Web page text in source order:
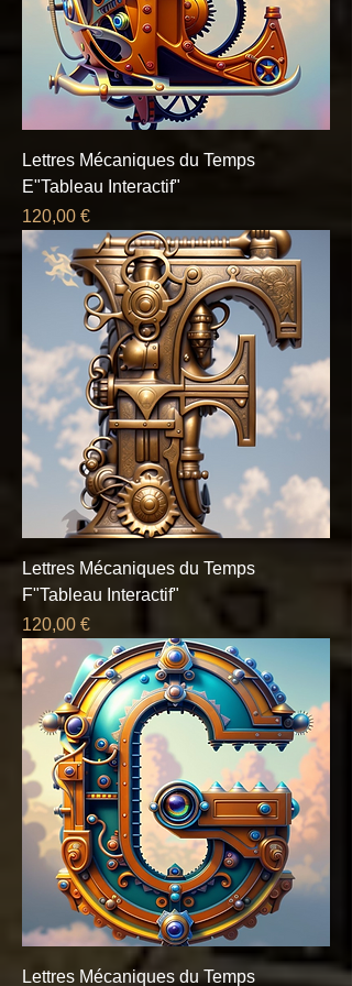
Lettres Mécaniques du Temps
E"Tableau Interactif"
Prix
120,00 €
Lettres Mécaniques du Temps
F"Tableau Interactif"
Prix
120,00 €
Lettres Mécaniques du Temps